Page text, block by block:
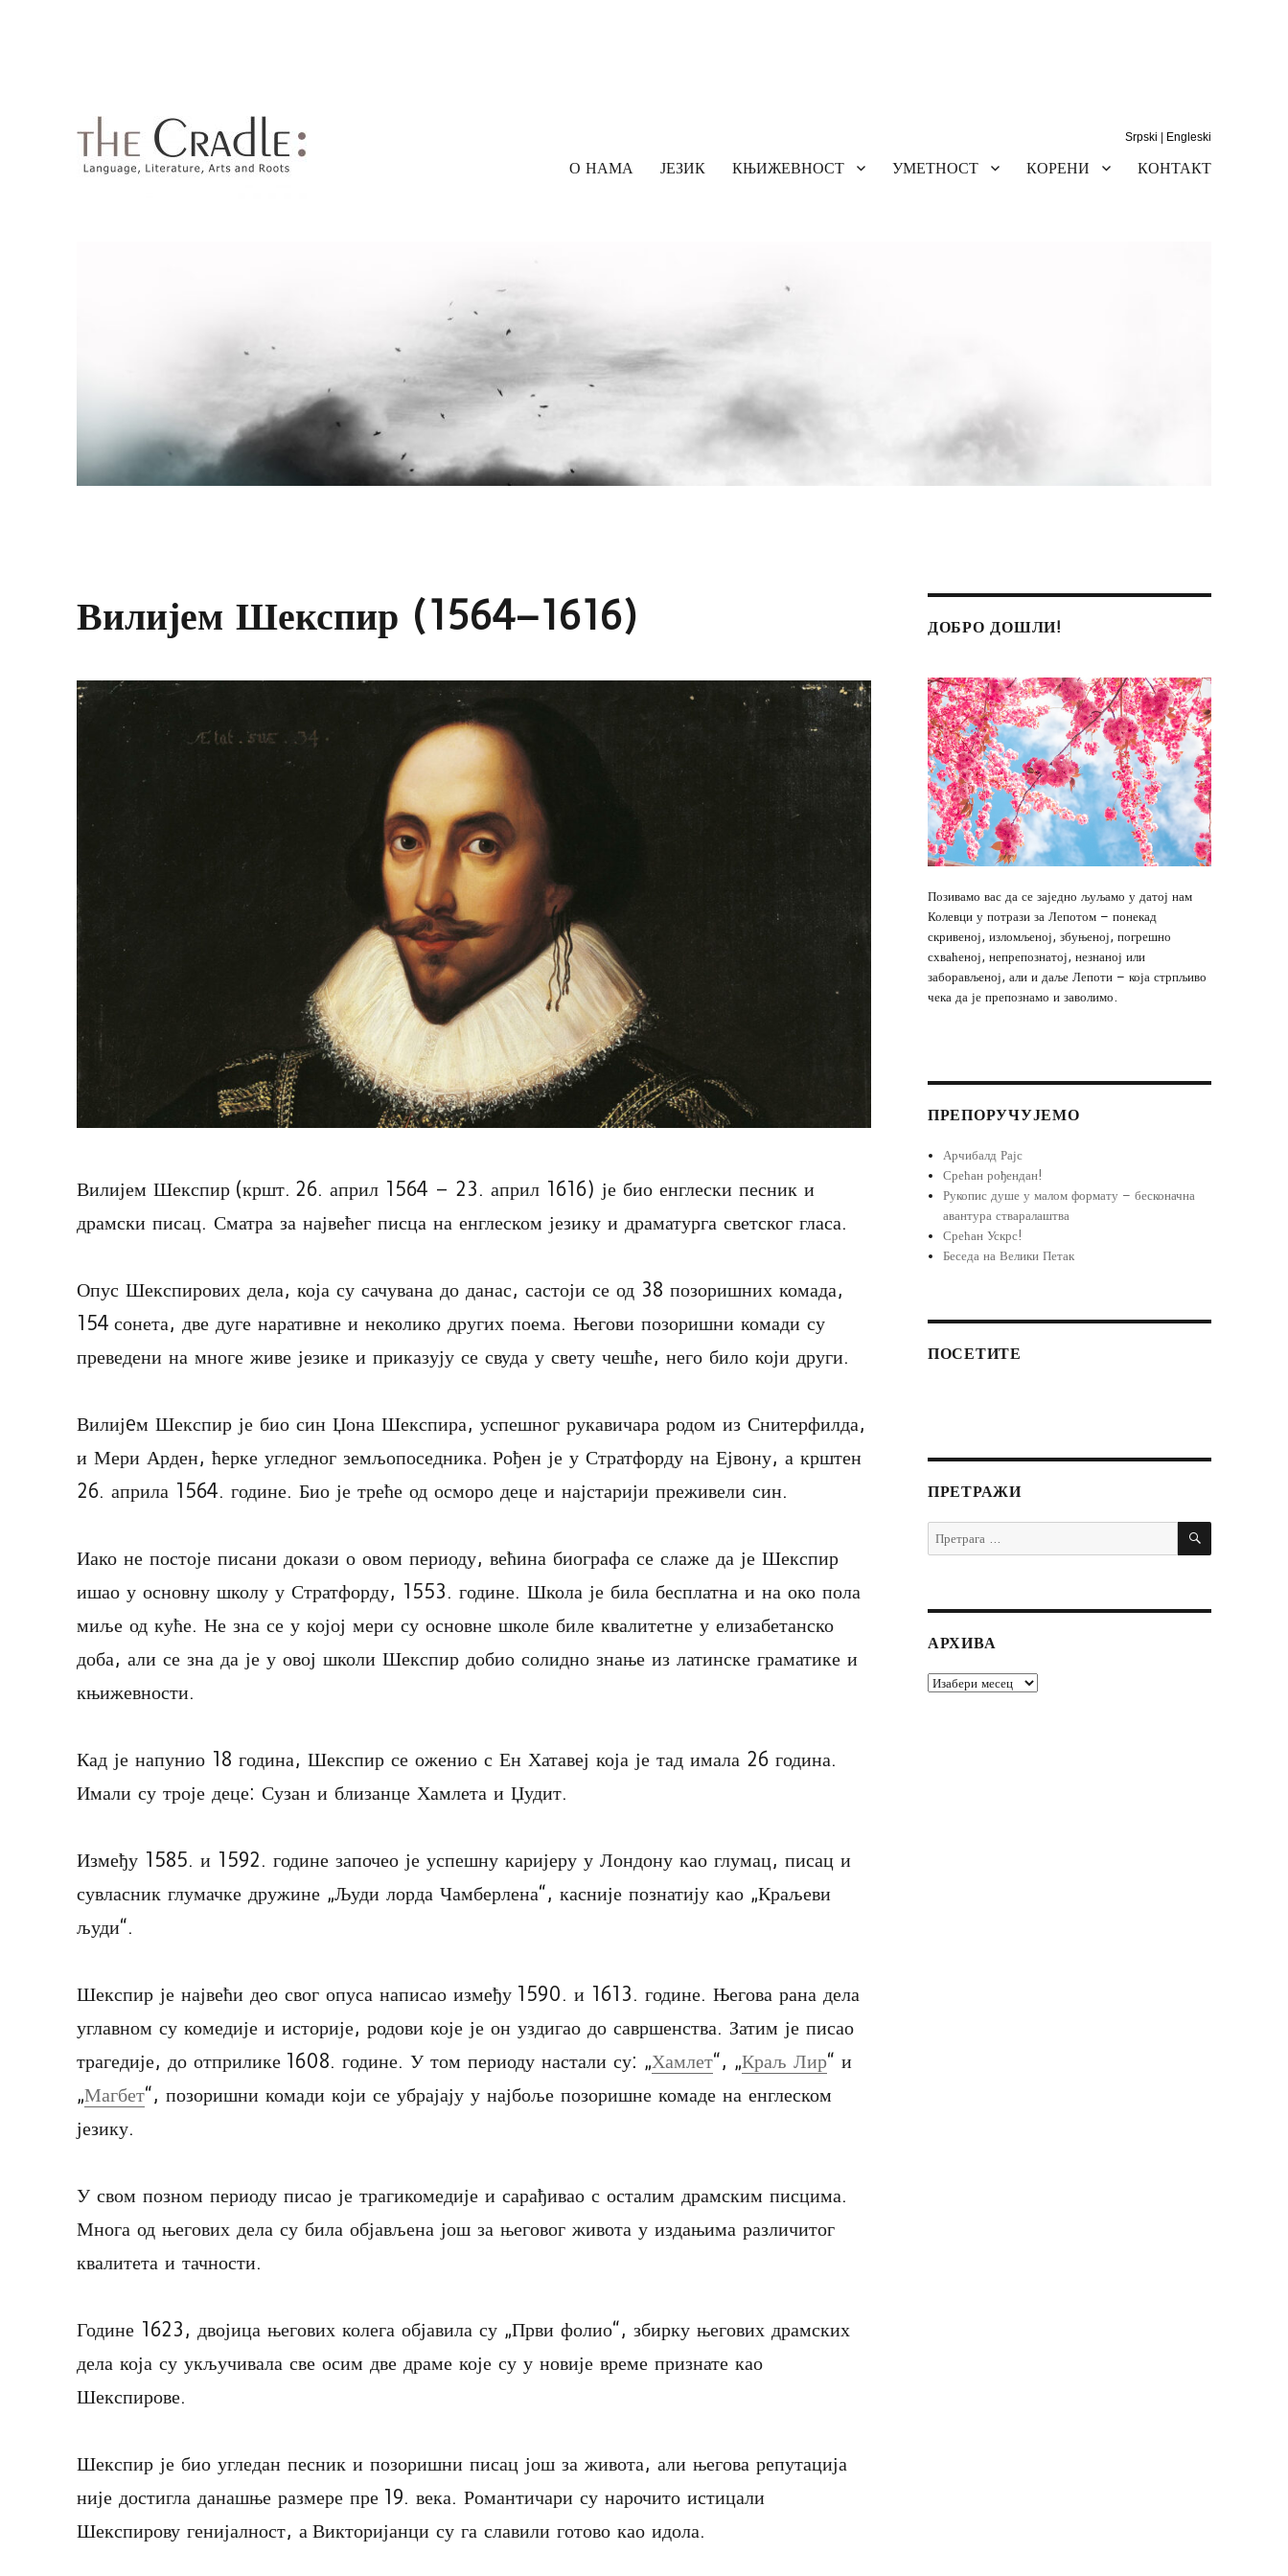
Srpski Engleski
О НАМА ЈЕЗИК КЊИЖЕВНОСТ УМЕТНОСТ КОРЕНИ КОНТАКТ
Вилијем Шекспир (1564–1616)
Вилијем Шекспир (кршт. 26. април 1564 – 23. април 1616) је био енглески песник и
драмски писац. Сматра за највећег писца на енглеском језику и драматурга светског гласа.
Опус Шекспирових дела, која су сачувана до данас, састоји се од 38 позоришних комада,
154 сонета, две дуге наративне и неколико других поема. Његови позоришни комади су
преведени на многе живе језике и приказују се свуда у свету чешће, него било који други.
Вилијeм Шекспир је био син Џона Шекспира, успешног рукавичара родом из Снитерфилда,
и Мери Арден, ћерке угледног земљопоседника. Рођен је у Стратфорду на Ејвону, а крштен
26. априла 1564. године. Био је треће од осморо деце и најстарији преживели син.
Иако не постоје писани докази о овом периоду, већина биографа се слаже да је Шекспир
ишао у основну школу у Стратфорду, 1553. године. Школа је била бесплатна и на око пола
миље од куће. Не зна се у којој мери су основне школе биле квалитетне у елизабетанско
доба, али се зна да је у овој школи Шекспир добио солидно знање из латинске граматике и
књижевности.
Кад је напунио 18 година, Шекспир се оженио с Ен Хатавеј која је тад имала 26 година.
Имали су троје деце: Сузан и близанце Хамлета и Џудит.
Између 1585. и 1592. године започео је успешну каријеру у Лондону као глумац, писац и
сувласник глумачке дружине „Људи лорда Чамберлена“, касније познатију као „Краљеви
људи“.
Шекспир је највећи део свог опуса написао између 1590. и 1613. године. Његова рана дела
углавном су комедије и историје, родови које је он уздигао до савршенства. Затим је писао
трагедије, до отприлике 1608. године. У том периоду настали су: „Хамлет“, „Краљ Лир“ и
„Магбет“, позоришни комади који се убрајају у најбоље позоришне комаде на енглеском
језику.
У свом позном периоду писао је трагикомедије и сарађивао с осталим драмским писцима.
Многа од његових дела су била објављена још за његовог живота у издањима различитог
квалитета и тачности.
Године 1623, двојица његових колега објавила су „Први фолио“, збирку његових драмских
дела која су укључивала све осим две драме које су у новије време признате као
Шекспирове.
Шекспир је био угледан песник и позоришни писац још за живота, али његова репутација
није достигла данашње размере пре 19. века. Романтичари су нарочито истицали
Шекспирову генијалност, а Викторијанци су га славили готово као идола.
ДОБРО ДОШЛИ!
Позивамо вас да се заједно љуљамо у датој нам
Колевци у потрази за Лепотом – понекад
скривеној, изломљеној, збуњеној, погрешно
схваћеној, непрепознатој, незнаној или
заборављеној, али и даље Лепоти – која стрпљиво
чека да је препознамо и заволимо.
ПРЕПОРУЧУЈЕМО
Арчибалд Рајс
Срећан рођендан!
Рукопис душе у малом формату – бесконачна
авантура стваралаштва
Срећан Ускрс!
Беседа на Велики Петак
ПОСЕТИТЕ
ПРЕТРАЖИ
Претрага
за:
ПРЕТРАЖИ
АРХИВА
Архива